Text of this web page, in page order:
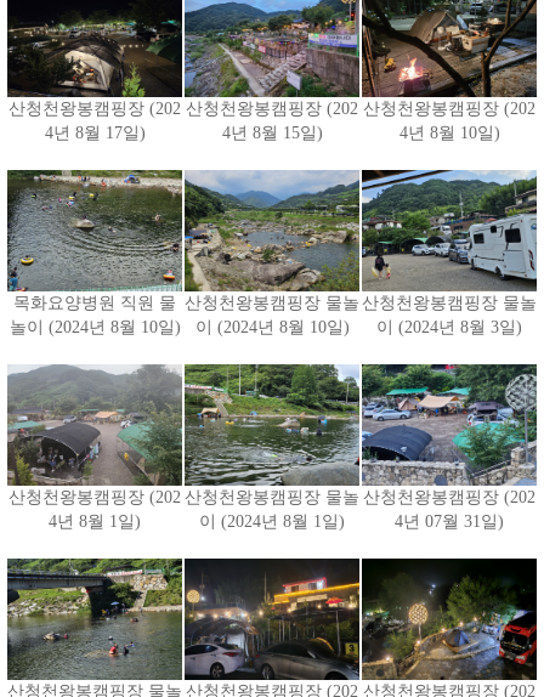
산청천왕봉캠핑장 (202
4년 8월 17일)
산청천왕봉캠핑장 (202
4년 8월 15일)
산청천왕봉캠핑장 (202
4년 8월 10일)
목화요양병원 직원 물
놀이 (2024년 8월 10일)
산청천왕봉캠핑장 물놀
이 (2024년 8월 10일)
산청천왕봉캠핑장 물놀
이 (2024년 8월 3일)
산청천왕봉캠핑장 (202
4년 8월 1일)
산청천왕봉캠핑장 물놀
이 (2024년 8월 1일)
산청천왕봉캠핑장 (202
4년 07월 31일)
산청천왕봉캠핑장 물놀 산청천왕봉캠핑장 (202 산청천왕봉캠핑장 (202